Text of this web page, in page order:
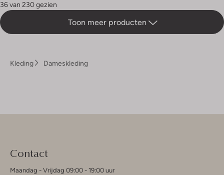
36 van 230 gezien
Toon meer producten
Kleding Dameskleding
Contact
Maandag - Vrijdag 09:00 - 19:00 uur